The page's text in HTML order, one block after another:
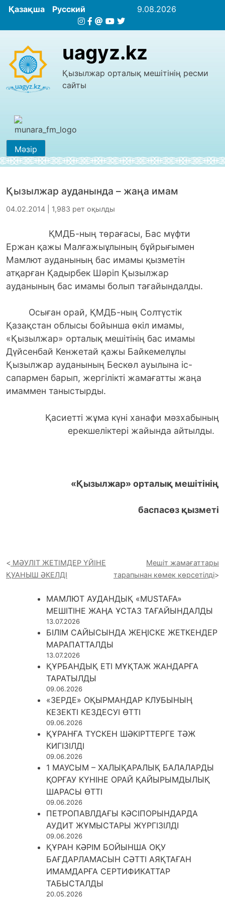
Қазақша Русский 9.08.2026
uagyz.kz
Қызылжар орталық мешітінің ресми
сайты
Мәзір
Қызылжар ауданында – жаңа имам
04.02.2014 | 1,983 рет оқылды
ҚМДБ-ның төрағасы, Бас мүфти
Ержан қажы Малғажыұлының бұйрығымен
Мамлют ауданының бас имамы қызметін
атқарған Қадырбек Шәріп Қызылжар
ауданының бас имамы болып тағайындалды.
Осыған орай, ҚМДБ-ның Солтүстік
Қазақстан облысы бойынша өкіл имамы,
«Қызылжар» орталық мешітінің бас имамы
Дүйсенбай Кенжетай қажы Байкемелұлы
Қызылжар ауданының Бескөл ауылына іс-
сапармен барып, жергілікті жамағатты жаңа
имаммен таныстырды.
Қасиетті жұма күні ханафи мәзхабының
ерекшеліктері жайында айтылды.
«Қызылжар» орталық мешітінің
баспасөз қызметі
МӘУЛІТ ЖЕТІМДЕР ҮЙІНЕ
ҚУАНЫШ ӘКЕЛДІ
Мешіт жамағаттары
тарапынан көмек көрсетілді
МАМЛЮТ АУДАНДЫҚ «MUSTAFA»
МЕШІТІНЕ ЖАҢА ҰСТАЗ ТАҒАЙЫНДАЛДЫ
13.07.2026
БІЛІМ САЙЫСЫНДА ЖЕҢІСКЕ ЖЕТКЕНДЕР
МАРАПАТТАЛДЫ
13.07.2026
ҚҰРБАНДЫҚ ЕТІ МҰҚТАЖ ЖАНДАРҒА
ТАРАТЫЛДЫ
09.06.2026
«ЗЕРДЕ» ОҚЫРМАНДАР КЛУБЫНЫҢ
КЕЗЕКТІ КЕЗДЕСУІ ӨТТІ
09.06.2026
ҚҰРАНҒА ТҮСКЕН ШӘКІРТТЕРГЕ ТӘЖ
КИГІЗІЛДІ
09.06.2026
1 МАУСЫМ – ХАЛЫҚАРАЛЫҚ БАЛАЛАРДЫ
ҚОРҒАУ КҮНІНЕ ОРАЙ ҚАЙЫРЫМДЫЛЫҚ
ШАРАСЫ ӨТТІ
09.06.2026
ПЕТРОПАВЛДАҒЫ КӘСІПОРЫНДАРДА
АУДИТ ЖҰМЫСТАРЫ ЖҮРГІЗІЛДІ
09.06.2026
ҚҰРАН КӘРІМ БОЙЫНША ОҚУ
БАҒДАРЛАМАСЫН СӘТТІ АЯҚТАҒАН
ИМАМДАРҒА СЕРТИФИКАТТАР
ТАБЫСТАЛДЫ
20.05.2026